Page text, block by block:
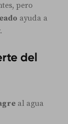
pero
ayuda a
del
al agua